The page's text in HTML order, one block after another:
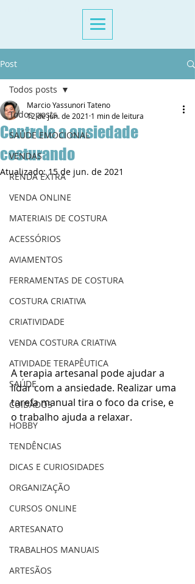
Aulas de Costura Criativa Presencial e Online São Paulo
Post
Todos posts
SAÚDE EMOCIONAL
VENDAS
RENDA EXTRA
VENDA ONLINE
MATERIAIS DE COSTURA
ACESSÓRIOS
AVIAMENTOS
FERRAMENTAS DE COSTURA
COSTURA CRIATIVA
CRIATIVIDADE
VENDA COSTURA CRIATIVA
ATIVIDADE TERAPÊUTICA
SAÚDE
CUIDADOS
HOBBY
TENDÊNCIAS
DICAS E CURIOSIDADES
ORGANIZAÇÃO
CURSOS ONLINE
ARTESANATO
TRABALHOS MANUAIS
ARTESÃOS
Todos posts
Controle a ansiedade
costurando
Marcio Yassunori Tateno
12 de jun. de 2021 1 min de leitura
Atualizado:15 de jun. de 2021
A terapia artesanal pode ajudar a
lidar com a ansiedade. Realizar uma
tarefa manual tira o foco da crise, e
o trabalho ajuda a relaxar.